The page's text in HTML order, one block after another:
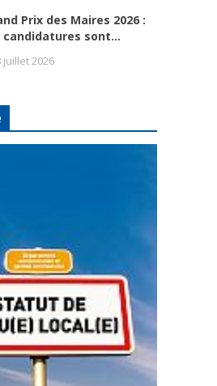
Prix des Maires 2026 :
candidatures sont...
juillet 2026